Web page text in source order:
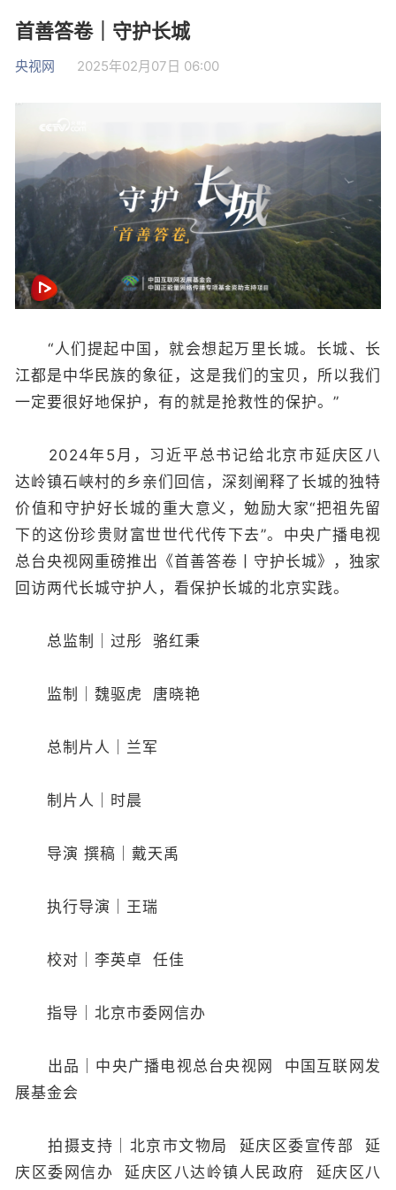
首善答卷｜守护长城
央视网 2025年02月07日 06:00
“人们提起中国，就会想起万里长城。长城、长
江都是中华民族的象征，这是我们的宝贝，所以我们
一定要很好地保护，有的就是抢救性的保护。”
2024年5月，习近平总书记给北京市延庆区八
达岭镇石峡村的乡亲们回信，深刻阐释了长城的独特
价值和守护好长城的重大意义，勉励大家“把祖先留
下的这份珍贵财富世世代代传下去”。中央广播电视
总台央视网重磅推出《首善答卷丨守护长城》，独家
回访两代长城守护人，看保护长城的北京实践。
总监制｜过彤 骆红秉
监制｜魏驱虎 唐晓艳
总制片人｜兰军
制片人｜时晨
导演 撰稿｜戴天禹
执行导演｜王瑞
校对｜李英卓 任佳
指导｜北京市委网信办
出品｜中央广播电视总台央视网 中国互联网发
展基金会
拍摄支持｜北京市文物局 延庆区委宣传部 延
庆区委网信办 延庆区八达岭镇人民政府 延庆区八